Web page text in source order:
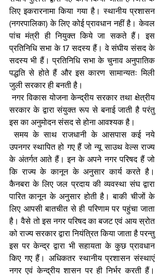
लिए इकरारनामा किया गया है। स्थानीय प्रशासन
(नगरपालिका) के लिए कोई प्रावधान नहीं है। केवल
पांच मंत्री ही नियुक्त किये जा सकते हैं। इस
प्रतिनिधि सभा के 17 सदस्य हैं। वे संघीय संसद के
सदस्य भी हैं। प्रतिनिधि सभा के चुनाव अनुपातिक
पद्धति से होते हैं और इस कारण सामान्यतः मिली
जुली सरकार ही बनती है।
नगर विकास योजना केन्द्रीय सरकार तथा क्षेत्रीय
सरकार के द्वारा संयुक्त रूप से बनाई जाती है परंतु
इस का अनुमोदन संसद से होना आवश्यक है।
समय के साथ राजधानी के आसपास कई नये
उपनगर स्थापित हो गए हैं जो न्यू साउथ वेल्स राज्य
के अंतर्गत आते हैं। इन के अपने नगर परिषद हैं जो
कि राज्य के कानून के अनुसार कार्य करते है।
कैनबरा के लिए जल प्रदाय की व्यवस्था संघ द्वारा
पारित कानून के अनुसार होती है। बाकी चीजों के
लिए आपसी बातचीत से ही परिणाम पर पहुंचा जाता
है। वैसे तो इस नगर परिषद का बजट एवं आय स्रोत
को राज्य सरकार द्वारा नियंत्रित किया जाता है परन्तु
इस पर केन्द्र द्वारा भी सहायता के कुछ प्रावधान
किए गए हैं। अधिकतर स्थानीय प्रशासन संस्थाएं
नगर एवं केन्द्रीय शासन पर ही निर्भर करती हैं।